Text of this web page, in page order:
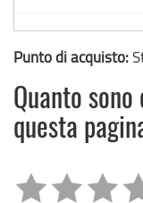
Punto di acquisto:
Quanto
questa